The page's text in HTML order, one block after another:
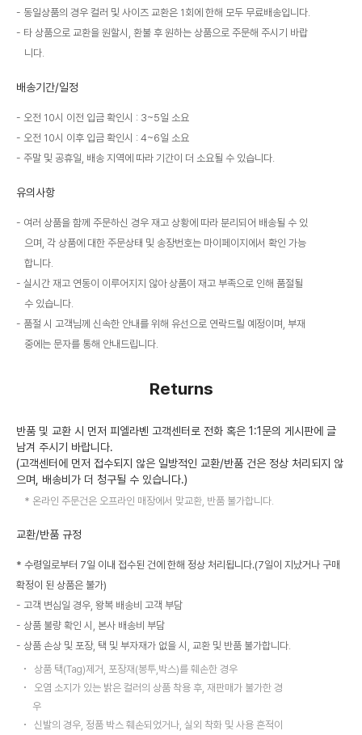
동일상품의 경우 컬러 및 사이즈 교환은 1회에 한해 모두 무료배송입니다.
타 상품으로 교환을 원할시, 환불 후 원하는 상품으로 주문해 주시기 바랍
니다.
배송기간/일정
오전 10시 이전 입금 확인시 : 3~5일 소요
오전 10시 이후 입금 확인시 : 4~6일 소요
주말 및 공휴일, 배송 지역에 따라 기간이 더 소요될 수 있습니다.
유의사항
여러 상품을 함께 주문하신 경우 재고 상황에 따라 분리되어 배송될 수 있
으며, 각 상품에 대한 주문상태 및 송장번호는 마이페이지에서 확인 가능
합니다.
실시간 재고 연동이 이루어지지 않아 상품이 재고 부족으로 인해 품절될
수 있습니다.
품절 시 고객님께 신속한 안내를 위해 유선으로 연락드릴 예정이며, 부재
중에는 문자를 통해 안내드립니다.
Returns
반품 및 교환 시 먼저 피엘라벤 고객센터로 전화 혹은 1:1문의 게시판에 글
남겨 주시기 바랍니다.
(고객센터에 먼저 접수되지 않은 일방적인 교환/반품 건은 정상 처리되지 않
으며, 배송비가 더 청구될 수 있습니다.)
온라인 주문건은 오프라인 매장에서 맞교환, 반품 불가합니다.
교환/반품 규정
* 수령일로부터 7일 이내 접수된 건에 한해 정상 처리됩니다.(7일이 지났거나 구매
확정이 된 상품은 불가)
고객 변심일 경우, 왕복 배송비 고객 부담
상품 불량 확인 시, 본사 배송비 부담
상품 손상 및 포장, 택 및 부자재가 없을 시, 교환 및 반품 불가합니다.
상품 택(Tag)제거, 포장재(봉투,박스)를 훼손한 경우
오염 소지가 있는 밝은 컬러의 상품 착용 후, 재판매가 불가한 경
우
신발의 경우, 정품 박스 훼손되었거나, 실외 착화 및 사용 흔적이